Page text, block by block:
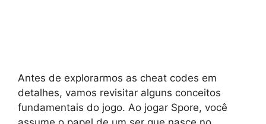
Antes de explorarmos as cheat codes em
detalhes, vamos revisitar alguns conceitos
fundamentais do jogo. Ao jogar Spore, você